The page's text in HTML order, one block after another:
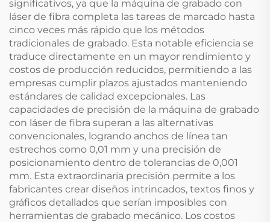
significativos, ya que la máquina de grabado con
láser de fibra completa las tareas de marcado hasta
cinco veces más rápido que los métodos
tradicionales de grabado. Esta notable eficiencia se
traduce directamente en un mayor rendimiento y
costos de producción reducidos, permitiendo a las
empresas cumplir plazos ajustados manteniendo
estándares de calidad excepcionales. Las
capacidades de precisión de la máquina de grabado
con láser de fibra superan a las alternativas
convencionales, logrando anchos de línea tan
estrechos como 0,01 mm y una precisión de
posicionamiento dentro de tolerancias de 0,001
mm. Esta extraordinaria precisión permite a los
fabricantes crear diseños intrincados, textos finos y
gráficos detallados que serían imposibles con
herramientas de grabado mecánico. Los costos